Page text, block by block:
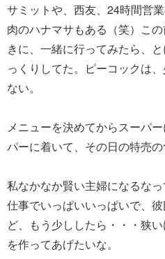
サミットや、西友、24時間営
肉のハナマサもある（笑）こ
きに、一緒に行ってみたら、
っくりしてた。ピーコックは
ない。
メニューを決めてからスーパ
パーに着いて、その日の特売の
私なかなか賢い主婦になるな
仕事でいっぱいいっぱいで、
ど、もう少ししたら・・・狭
を作ってあげたいな。